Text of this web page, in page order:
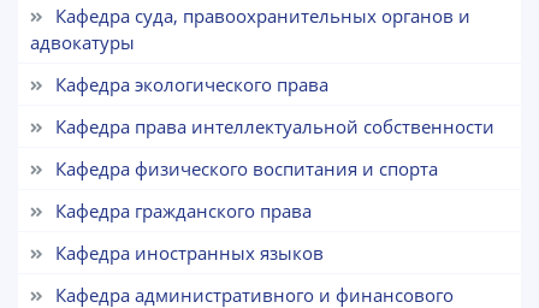
Кафедра суда, правоохранительных органов и
адвокатуры
Кафедра экологического права
Кафедра права интеллектуальной собственности
Кафедра физического воспитания и спорта
Кафедра гражданского права
Кафедра иностранных языков
Кафедра административного и финансового